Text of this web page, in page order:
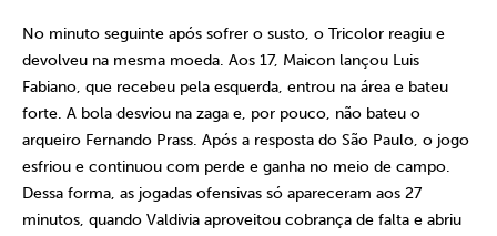
No minuto seguinte após sofrer o susto, o Tricolor reagiu e
devolveu na mesma moeda. Aos 17, Maicon lançou Luis
Fabiano, que recebeu pela esquerda, entrou na área e bateu
forte. A bola desviou na zaga e, por pouco, não bateu o
arqueiro Fernando Prass. Após a resposta do São Paulo, o jogo
esfriou e continuou com perde e ganha no meio de campo.
Dessa forma, as jogadas ofensivas só apareceram aos 27
minutos, quando Valdivia aproveitou cobrança de falta e abriu